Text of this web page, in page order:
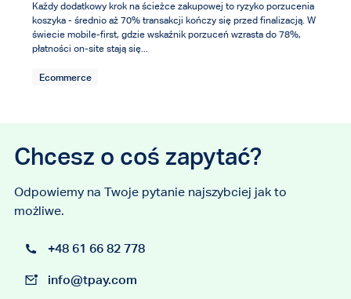
Każdy dodatkowy krok na ścieżce zakupowej to ryzyko porzucenia
koszyka - średnio aż 70% transakcji kończy się przed finalizacją. W
świecie mobile-first, gdzie wskaźnik porzuceń wzrasta do 78%,
płatności on-site stają się...
Ecommerce
Chcesz o coś zapytać?
Odpowiemy na Twoje pytanie najszybciej jak to
możliwe.
+48 61 66 82 778
info@tpay.com